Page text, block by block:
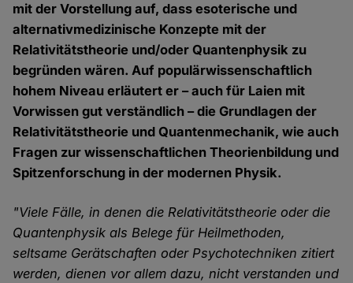
mit der Vorstellung auf, dass esoterische und
alternativmedizinische Konzepte mit der
Relativitätstheorie und/oder Quantenphysik zu
begründen wären. Auf populärwissenschaftlich
hohem Niveau erläutert er – auch für Laien mit
Vorwissen gut verständlich – die Grundlagen der
Relativitätstheorie und Quantenmechanik, wie auch
Fragen zur wissenschaftlichen Theorienbildung und
Spitzenforschung in der modernen Physik.
"Viele Fälle, in denen die Relativitätstheorie oder die
Quantenphysik als Belege für Heilmethoden,
seltsame Gerätschaften oder Psychotechniken zitiert
werden, dienen vor allem dazu, nicht verstanden und